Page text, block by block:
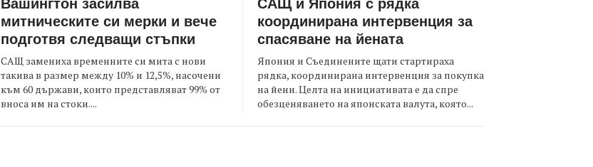
митническите си мерки и вече
подготвя следващи стъпки
САЩ замениха временните си мита с нови
такива в размер между 10% и 12,5%, насочени
към 60 държави, които представляват 99% от
вноса им на стоки....
координирана интервенция за
спасяване на йената
Япония и Съединените щати стартираха
рядка, координирана интервенция за покупка
на йени. Целта на инициативата е да спре
обезценяването на японската валута, която...